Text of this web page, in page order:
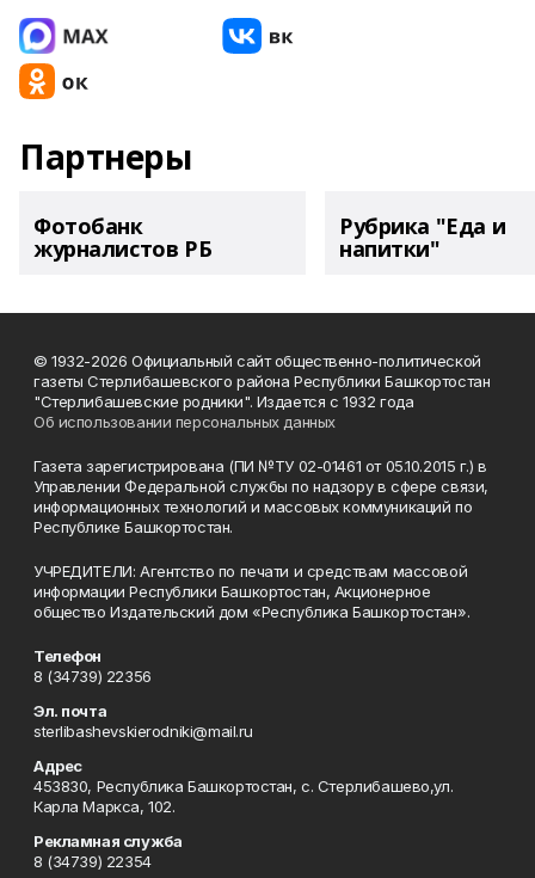
Партнеры
Фотобанк
журналистов РБ
Рубрика "Еда и
напитки"
© 1932-2026 Официальный сайт общественно-политической
газеты Стерлибашевского района Республики Башкортостан
"Стерлибашевские родники". Издается с 1932 года
Об использовании персональных данных
Газета зарегистрирована (ПИ №ТУ 02-01461 от 05.10.2015 г.) в
Управлении Федеральной службы по надзору в сфере связи,
информационных технологий и массовых коммуникаций по
Республике Башкортостан.
УЧРЕДИТЕЛИ: Агентство по печати и средствам массовой
информации Республики Башкортостан, Акционерное
общество Издательский дом «Республика Башкортостан».
Телефон
8 (34739) 22356
Эл. почта
sterlibashevskierodniki@mail.ru
Адрес
453830, Республика Башкортостан, c. Стерлибашево,ул.
Карла Маркса, 102.
Рекламная служба
8 (34739) 22354